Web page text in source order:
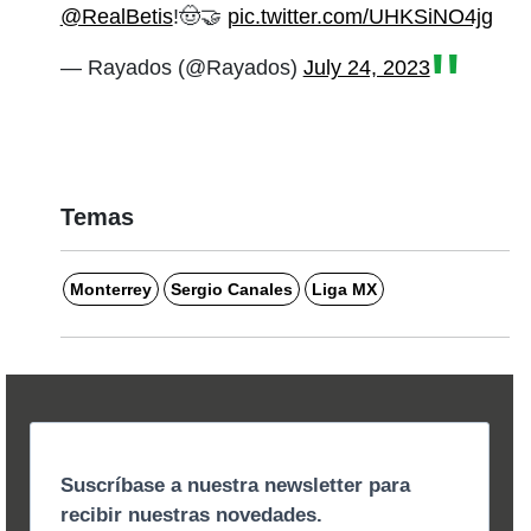
@RealBetis!🤠🤝 pic.twitter.com/UHKSiNO4jg
— Rayados (@Rayados) July 24, 2023
Temas
Monterrey Sergio Canales Liga MX